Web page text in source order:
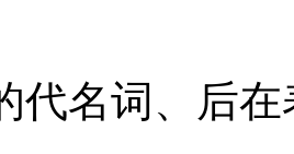
名词、后在